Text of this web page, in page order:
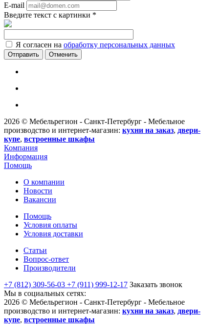
E-mail
Введите текст с картинки *
Я согласен на обработку персональных данных
Отменить
2026 © Мебельрегион - Санкт-Петербург - Мебельное
производство и интернет-магазин: кухни на заказ, двери-
купе, встроенные шкафы
Компания
Информация
Помощь
О компании
Новости
Вакансии
Помощь
Условия оплаты
Условия доставки
Статьи
Вопрос-ответ
Производители
+7 (812) 309-56-03 +7 (911) 999-12-17 Заказать звонок
Мы в социальных сетях:
2026 © Мебельрегион - Санкт-Петербург - Мебельное
производство и интернет-магазин: кухни на заказ, двери-
купе, встроенные шкафы